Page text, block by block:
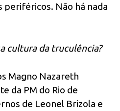
periféricos. Não há nada
cultura da truculência?
Magno Nazareth
da PM do Rio de
de Leonel Brizola e